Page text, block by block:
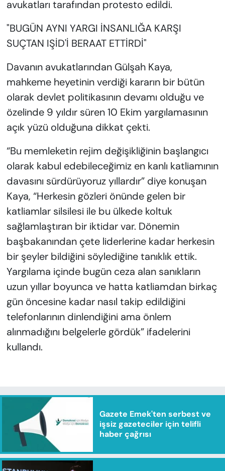
avukatları tarafından protesto edildi.
"BUGÜN AYNI YARGI İNSANLIĞA KARŞI
SUÇTAN IŞİD'İ BERAAT ETTİRDİ"
Davanın avukatlarından Gülşah Kaya,
mahkeme heyetinin verdiği kararın bir bütün
olarak devlet politikasının devamı olduğu ve
özelinde 9 yıldır süren 10 Ekim yargılamasının
açık yüzü olduğuna dikkat çekti.
“Bu memleketin rejim değişikliğinin başlangıcı
olarak kabul edebileceğimiz en kanlı katliamının
davasını sürdürüyoruz yıllardır” diye konuşan
Kaya, “Herkesin gözleri önünde gelen bir
katliamlar silsilesi ile bu ülkede koltuk
sağlamlaştıran bir iktidar var. Dönemin
başbakanından çete liderlerine kadar herkesin
bir şeyler bildiğini söylediğine tanıklık ettik.
Yargılama içinde bugün ceza alan sanıkların
uzun yıllar boyunca ve hatta katliamdan birkaç
gün öncesine kadar nasıl takip edildiğini
telefonlarının dinlendiğini ama önlem
alınmadığını belgelerle gördük” ifadelerini
kullandı.
Gazete Emek'ten serbest ve
işsiz gazeteciler için telifli
haber çağrısı